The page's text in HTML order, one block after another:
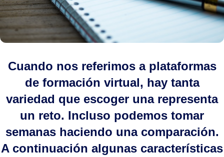
Cuando nos referimos a plataformas
de formación virtual, hay tanta
variedad que escoger una representa
un reto. Incluso podemos tomar
semanas haciendo una comparación.
A continuación algunas características